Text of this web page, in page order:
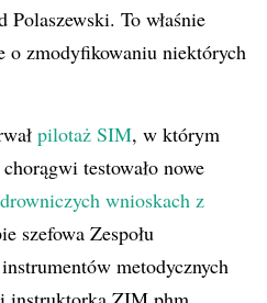
To właśnie
o zmodyfikowaniu niektórych
pilotaż SIM, w którym
testowało nowe
wnioskach z
szefowa Zespołu
metodycznych